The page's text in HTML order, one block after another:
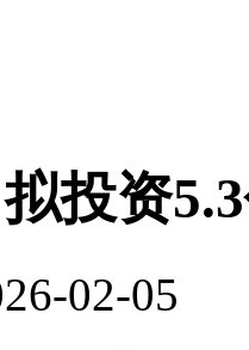
投资
02-05